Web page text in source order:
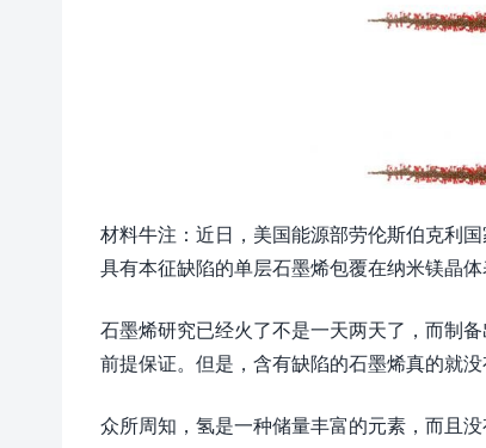
材料牛注：近日，美国能源部劳伦斯伯克利
具有本征缺陷的单层石墨烯包覆在纳米镁晶
石墨烯研究已经火了不是一天两天了，而制
前提保证。但是，含有缺陷的石墨烯真的就没
众所周知，氢是一种储量丰富的元素，而且